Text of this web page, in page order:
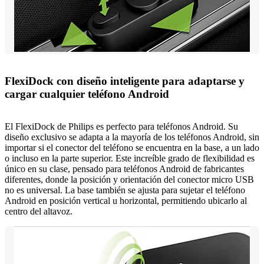
FlexiDock con diseño inteligente para adaptarse y
cargar cualquier teléfono Android
El FlexiDock de Philips es perfecto para teléfonos Android. Su
diseño exclusivo se adapta a la mayoría de los teléfonos Android, sin
importar si el conector del teléfono se encuentra en la base, a un lado
o incluso en la parte superior. Este increíble grado de flexibilidad es
único en su clase, pensado para teléfonos Android de fabricantes
diferentes, donde la posición y orientación del conector micro USB
no es universal. La base también se ajusta para sujetar el teléfono
Android en posición vertical u horizontal, permitiendo ubicarlo al
centro del altavoz.